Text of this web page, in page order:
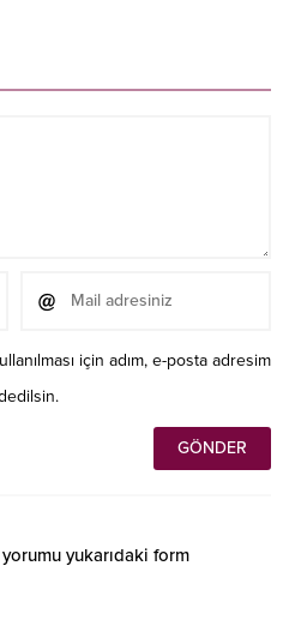
için adım, e-posta adresim
yukarıdaki form